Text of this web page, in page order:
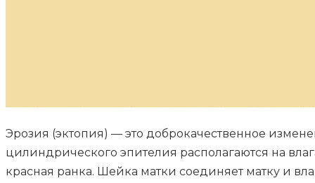
Эрозия (эктопия) — это доброкачественное
цилиндрического эпителия располагаются на
красная ранка. Шейка матки соединяет матку и